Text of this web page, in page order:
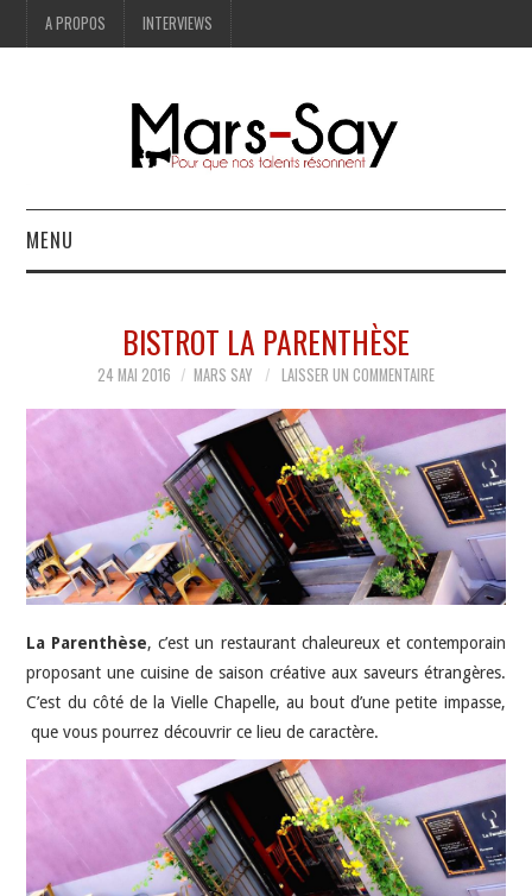
A PROPOS INTERVIEWS
MENU
LIFESTYLE
HIGH-TECH
IDÉES SORTIES
INTERVIEWS
BISTROT LA PARENTHÈSE
24 MAI 2016 MARS SAY LAISSER UN COMMENTAIRE
La Parenthèse, c’est un restaurant chaleureux et contemporain
proposant une cuisine de saison créative aux saveurs étrangères.
C’est du côté de la Vielle Chapelle, au bout d’une petite impasse,
que vous pourrez découvrir ce lieu de caractère.